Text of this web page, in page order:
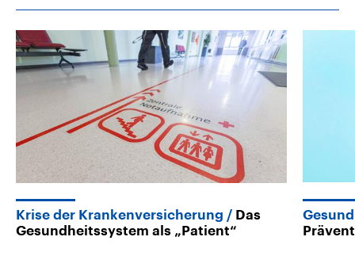
Krise der Krankenversicherung
Das
Gesundheitssystem als „Patient“